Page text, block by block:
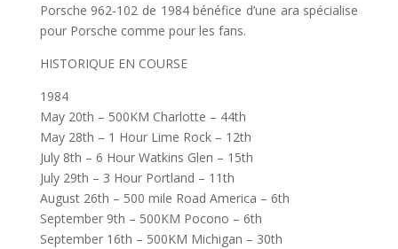
Porsche 962-102 de 1984 bénéfice d’une ara spécialise
pour Porsche comme pour les fans.
HISTORIQUE EN COURSE
1984
May 20th – 500KM Charlotte – 44th
May 28th – 1 Hour Lime Rock – 12th
July 8th – 6 Hour Watkins Glen – 15th
July 29th – 3 Hour Portland – 11th
August 26th – 500 mile Road America – 6th
September 9th – 500KM Pocono – 6th
September 16th – 500KM Michigan – 30th